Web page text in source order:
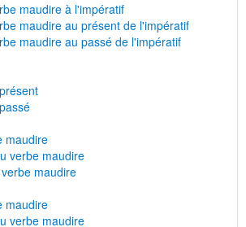
maudire à l'impératif
maudire au présent de l'impératif
maudire au passé de l'impératif
maudire
verbe maudire
maudire
maudire
verbe maudire